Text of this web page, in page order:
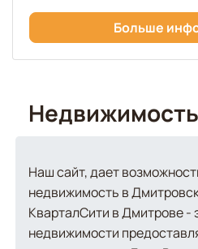
Больше
Наш сайт, дает
недвижимость в
КварталСити в Дмитрове -
недвижимости